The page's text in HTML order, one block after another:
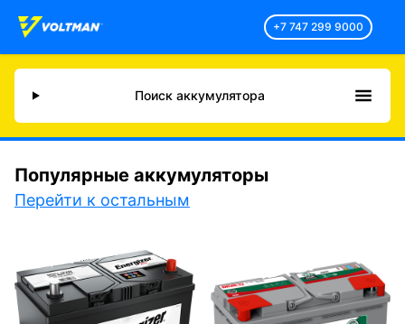
+7 747 299 9000
Поиск аккумулятора
Популярные аккумуляторы
Перейти к остальным